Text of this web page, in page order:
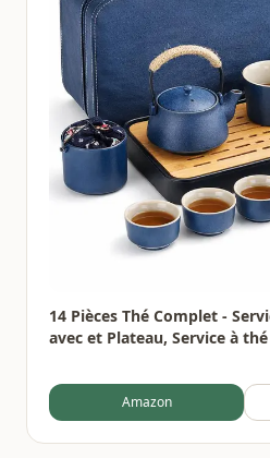
14 Pièces Thé Complet -
avec et Plateau, Service à
Isolées de 120 ml,220ml
Amazon